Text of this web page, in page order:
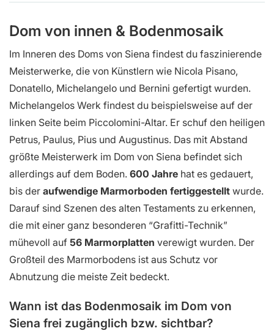
Dom von innen & Bodenmosaik
Im Inneren des Doms von Siena findest du faszinierende
Meisterwerke, die von Künstlern wie Nicola Pisano,
Donatello, Michelangelo und Bernini gefertigt wurden.
Michelangelos Werk findest du beispielsweise auf der
linken Seite beim Piccolomini-Altar. Er schuf den heiligen
Petrus, Paulus, Pius und Augustinus. Das mit Abstand
größte Meisterwerk im Dom von Siena befindet sich
allerdings auf dem Boden. 600 Jahre hat es gedauert,
bis der aufwendige Marmorboden fertiggestellt wurde.
Darauf sind Szenen des alten Testaments zu erkennen,
die mit einer ganz besonderen “Grafitti-Technik”
mühevoll auf 56 Marmorplatten verewigt wurden. Der
Großteil des Marmorbodens ist aus Schutz vor
Abnutzung die meiste Zeit bedeckt.
Wann ist das Bodenmosaik im Dom von
Siena frei zugänglich bzw. sichtbar?